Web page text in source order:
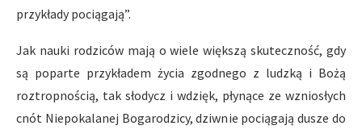
przykłady pociągają”.
Jak nauki rodziców mają o wiele większą skuteczność, gdy
są poparte przykładem życia zgodnego z ludzką i Bożą
roztropnością, tak słodycz i wdzięk, płynące ze wzniosłych
cnót Niepokalanej Bogarodzicy, dziwnie pociągają dusze do